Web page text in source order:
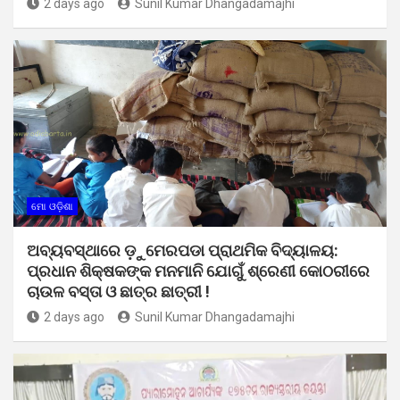
2 days ago Sunil Kumar Dhangadamajhi
ମୋ ଓଡ଼ିଶା
ଅବ୍ୟବସ୍ଥାରେ ଡ଼ୁମେରପଡା ପ୍ରାଥମିକ ବିଦ୍ୟାଳୟ:
ପ୍ରଧାନ ଶିକ୍ଷକଙ୍କ ମନମାନି ଯୋଗୁଁ ଶ୍ରେଣୀ କୋଠରୀରେ
ଚାଉଳ ବସ୍ତା ଓ ଛାତ୍ର ଛାତ୍ରୀ !
2 days ago Sunil Kumar Dhangadamajhi